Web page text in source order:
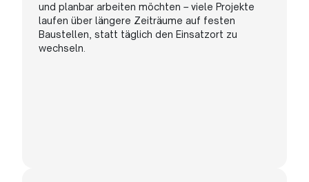
und planbar arbeiten möchten – viele Projekte
laufen über längere Zeiträume auf festen
Baustellen, statt täglich den Einsatzort zu
wechseln.